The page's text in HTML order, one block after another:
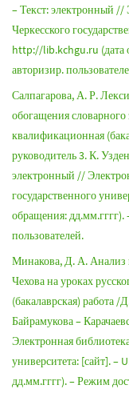
– Текст: электронный //
Черкесского
http://lib.kchgu.ru (дата
авторизир.
Салпагарова, А. Р.
обогащения
квалификационная
руководитель 3. К.
электронный //
государственного
обращения: дд.мм.гггг).
пользователей.
Минакова, Д. А. Анализ
Чехова на уроках
(бакалаврская) работа
Байрамукова –
Электронная
университета: [сайт].
дд.мм.гггг). – Режим